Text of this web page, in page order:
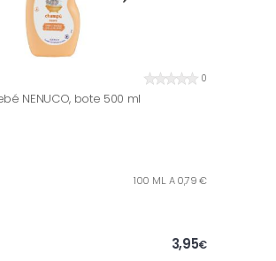
0
NENUCO, bote 500 ml
100 ML. A 0,79 €
3,95€